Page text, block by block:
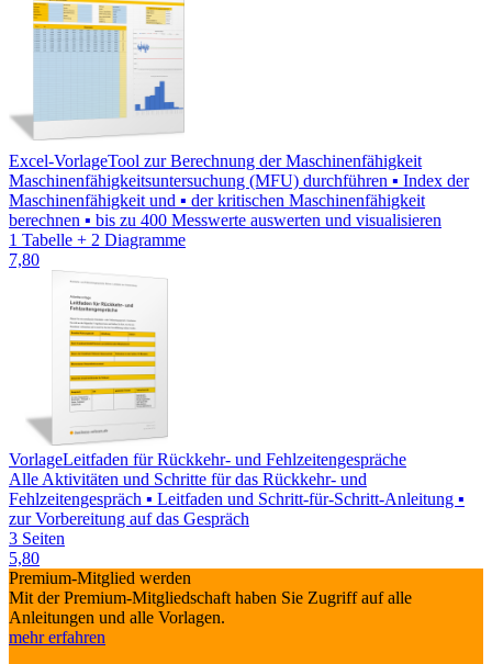
Excel-VorlageTool zur Berechnung der Maschinenfähigkeit
Maschinenfähigkeitsuntersuchung (MFU) durchführen ▪ Index der
Maschinenfähigkeit und ▪ der kritischen Maschinenfähigkeit
berechnen ▪ bis zu 400 Messwerte auswerten und visualisieren
1 Tabelle + 2 Diagramme
7,80
VorlageLeitfaden für Rückkehr- und Fehlzeitengespräche
Alle Aktivitäten und Schritte für das Rückkehr- und
Fehlzeitengespräch ▪ Leitfaden und Schritt-für-Schritt-Anleitung ▪
zur Vorbereitung auf das Gespräch
3 Seiten
5,80
Premium-Mitglied werden
Mit der Premium-Mitgliedschaft haben Sie Zugriff auf alle
Anleitungen und alle Vorlagen.
mehr erfahren